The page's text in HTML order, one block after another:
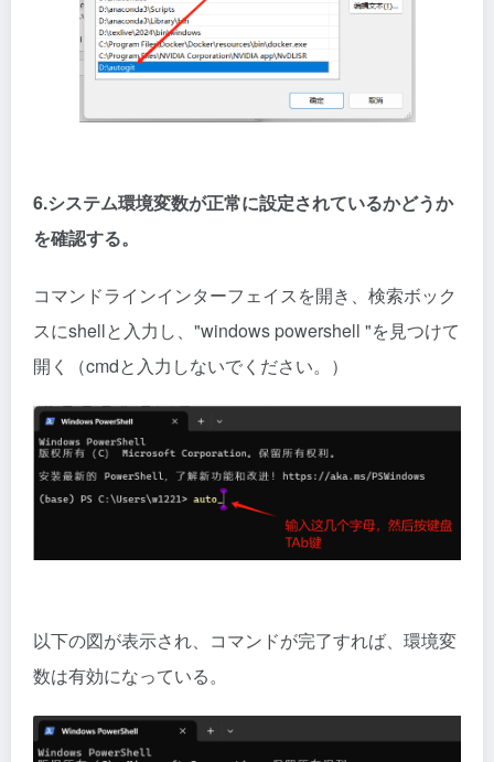
6.システム環境変数が正常に設定されているかどうか
を確認する。
コマンドラインインターフェイスを開き、検索ボック
スにshellと入力し、"windows powershell "を見つけて
開く（cmdと入力しないでください。）
以下の図が表示され、コマンドが完了すれば、環境変
数は有効になっている。